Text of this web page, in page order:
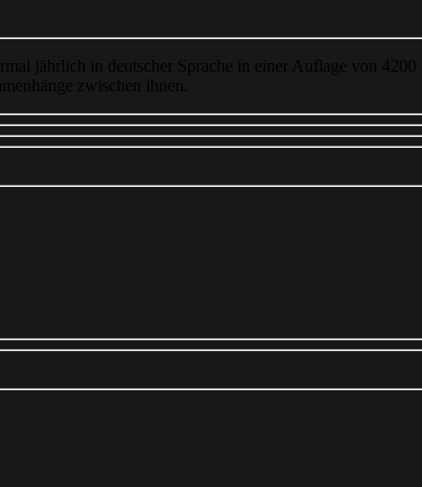
jährlich in deutscher Sprache in einer Auflage von
zwischen ihnen.